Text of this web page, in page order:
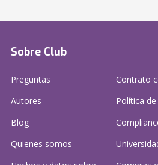
Sobre Club
Preguntas
Autores
Blog
Quienes somos
Contrato
Política